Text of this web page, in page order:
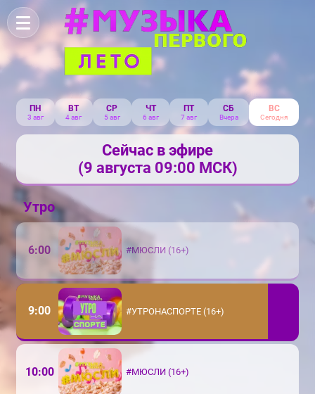
ПН
3 авг
ВТ
4 авг
СР
5 авг
ЧТ
6 авг
ПТ
7 авг
СБ
Вчера
ВС
Сегодня
Сейчас в эфире
(9 августа 09:00 МСК)
Утро
6:00 #МЮСЛИ (16+)
9:00 #УТРОНАСПОРТЕ (16+)
10:00 #МЮСЛИ (16+)